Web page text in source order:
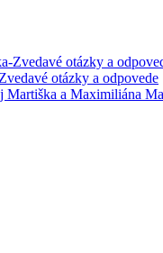
otázky a odpovede
Martiška a Maximiliána